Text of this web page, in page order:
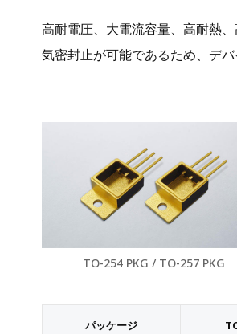
高耐電圧、大電流容量、高耐熱
気密封止が可能であるため、デ
TO-254 PKG / TO-257 PKG
パッケージ